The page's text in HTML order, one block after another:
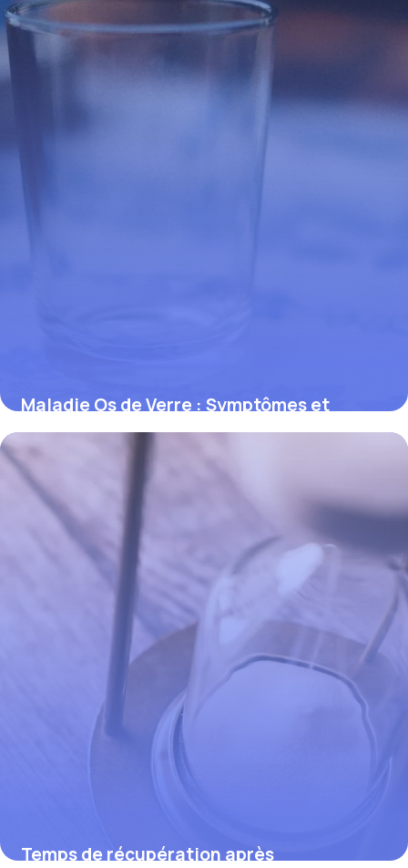
2 mai 2026
Maladie Os de Verre : Symptômes et
Traitements
9 avril 2026
Temps de récupération après